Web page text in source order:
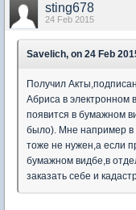
sting678
24 Feb 2015
Savelich, on 24 Feb
Получил
Абриса в электронном
появится в бумажном
было). Мне например в
тоже не нужен,а если
бумажном видбе,в
заказать себе и